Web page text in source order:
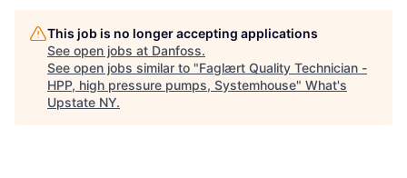
This job is no longer accepting applications
See open jobs at Danfoss.
See open jobs similar to "Faglært Quality Technician -
HPP, high pressure pumps, Systemhouse" What's
Upstate NY.